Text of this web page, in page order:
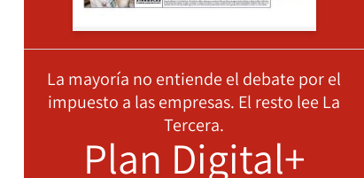
La mayoría no entiende el debate por el
impuesto a las empresas. El resto lee La
Tercera.
Plan Digital+